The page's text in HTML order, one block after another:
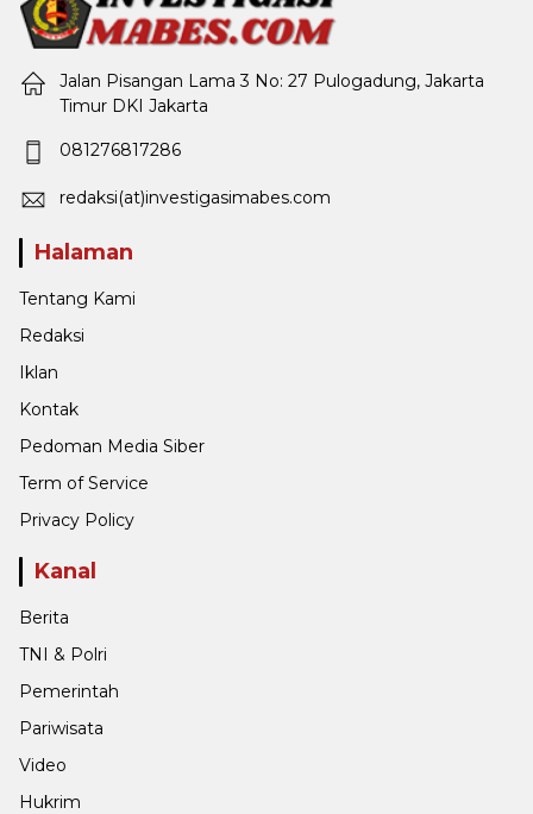
Jalan Pisangan Lama 3 No: 27 Pulogadung, Jakarta
Timur DKI Jakarta
081276817286
redaksi(at)investigasimabes.com
Halaman
Tentang Kami
Redaksi
Iklan
Kontak
Pedoman Media Siber
Term of Service
Privacy Policy
Kanal
Berita
TNI & Polri
Pemerintah
Pariwisata
Video
Hukrim